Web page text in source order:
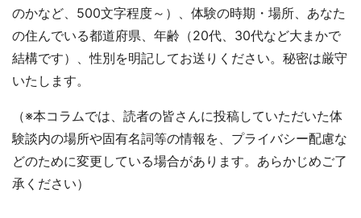
のかなど、500文字程度～）、体験の時期・場所、あなた
の住んでいる都道府県、年齢（20代、30代など大まかで
結構です）、性別を明記してお送りください。秘密は厳守
いたします。
（※本コラムでは、読者の皆さんに投稿していただいた体
験談内の場所や固有名詞等の情報を、プライバシー配慮な
どのために変更している場合があります。あらかじめご了
承ください）